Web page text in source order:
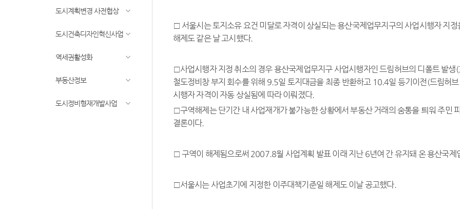
도시계획변경 사전협상
도시건축디자인혁신사업
역세권활성화
부동산정보
도시정비형재개발사업
□ 서울시는 토지소유 요건 미달로 자격이 상실되는 용산국제업무지구의 사업시행자 지
해제도 같은 날 고시했다.
□사업시행자 지정 취소의 경우 용산국제업무지구 사업시행자인 드림허브의 디폴트 발
철도정비창 부지 회수를 위해 9.5일 토지대금을 최종 반환하고 10.4일 등기이전(드림허
시행자 자격이 자동 상실됨에 따라 이뤄졌다.
□구역해제는 단기간 내 사업재개가 불가능한 상황에서 부동산 거래의 숨통을 틔워 주민
결론이다.
□ 구역이 해제됨으로써 2007.8월 사업계획 발표 이래 지난 6년여 간 유지돼 온 용산국
□서울시는 사업초기에 지정한 이주대책기준일 해제도 이날 공고했다.